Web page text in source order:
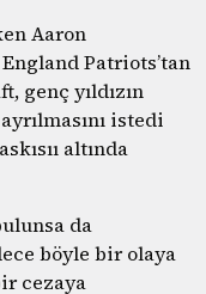
Aaron
Patriots’tan
genç yıldızın
istedi
altında
da
böyle bir olaya
cezaya